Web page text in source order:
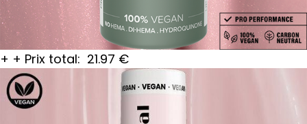
+ + Prix total: 21.97 €